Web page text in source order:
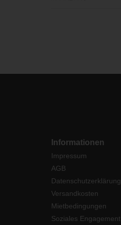
Informationen
Impressum
AGB
Datenschutzerklärung
Versandkosten
Mietbedingungen
Soziales Engagement